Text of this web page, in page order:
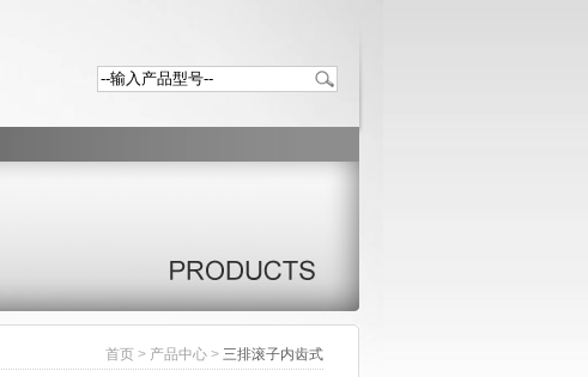
首页> 产品中心> 三排滚子内齿式